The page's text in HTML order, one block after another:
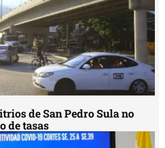
de San Pedro Sula no
de tasas